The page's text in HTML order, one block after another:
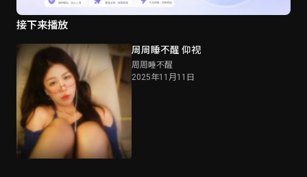
接下来播放
周周睡不醒 仰视
周周睡不醒
2025年11月11日